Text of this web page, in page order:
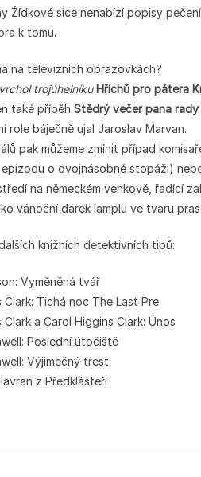
Žídkové sice nenabízí popisy
k tomu.
na televizních obrazovkách?
trojúhelníku Hříchů pro pátera
také příběh Stědrý večer pana
role báječně ujal Jaroslav Marvan.
pak můžeme zmínit případ
o dvojnásobné stopáži)
na německém venkově, řadící
vánoční dárek lamplu ve tvaru
knižních detektivních tipů:
Vyměněná tvář
Clark: Tichá noc The Last Pre
a Carol Higgins Clark: Únos
Poslední útočiště
Výjimečný trest
z Předklášteří